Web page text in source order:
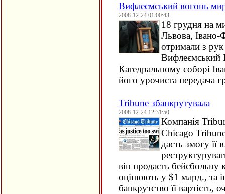
Вифлеємський вогонь
2008-12-24 01:00:43
18 грудня на
Львова, Івано-
отримали з рук
Вифлеємський
Катедральному соборі
його урочиста передача
Tribune збанкрутувала
2008-12-24 12:31:50
Компанія
Chicago
дасть змогу
він продасть
оцінюють у $1 млрд., та
банкрутство її вартість,